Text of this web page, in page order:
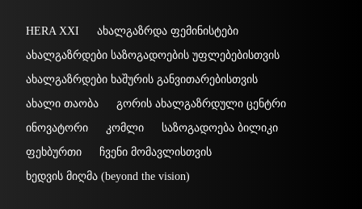
HERA XXI
ახალგაზრდა ფემინისტები
ახალგაზრდები საზოგადოების უფლებებისთვის
ახალგაზრდები ხაშურის განვითარებისთვის
ახალი თაობა
გორის ახალგაზრდული ცენტრი
ინოვატორი
კომლი
საზოგადოება ბილიკი
ფეხბურთი
ჩვენი მომავლისთვის
ხედვის მიღმა (beyond the vision)